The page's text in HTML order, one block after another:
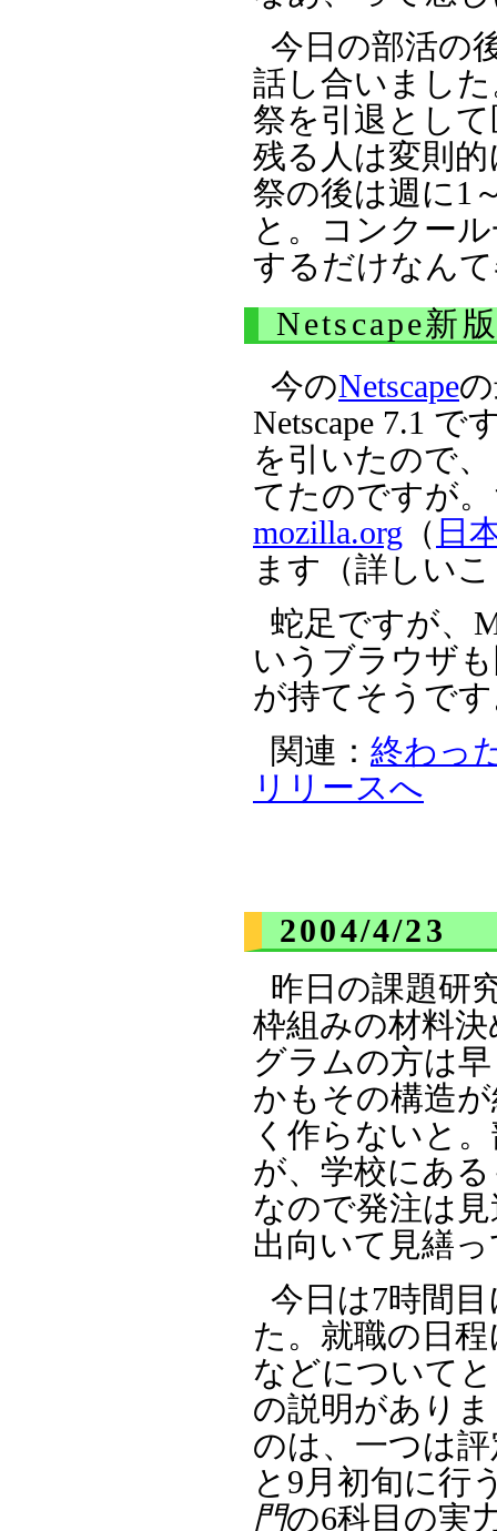
今日の部活の
話し合いまし
祭を引退とし
残る人は変則
祭の後は週に1
と。コンクー
するだけなん
Netscape新
今のNetscape
Netscape 7.1 で
を引いたので
てたのですが。
mozilla.org （ 日
ます（詳しい
蛇足ですが、
いうブラウザ
が持てそうで
関連： 終わっ
リリースへ
2004/4/23
昨日の課題研
枠組みの材料
グラムの方は
かもその構造
く作らないと
が、学校にあ
なので発注は
出向いて見繕
今日は7時間
た。就職の日
などについて
の説明があり
のは、一つは
と9月初旬に行
門の6科目の実